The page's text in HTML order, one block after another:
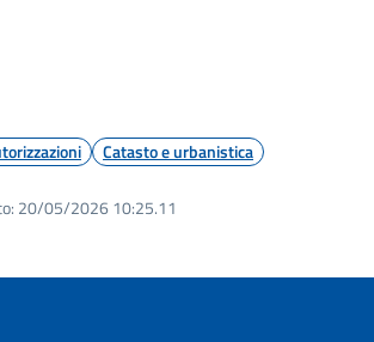
Catasto e urbanistica
20/05/2026 10:25.11